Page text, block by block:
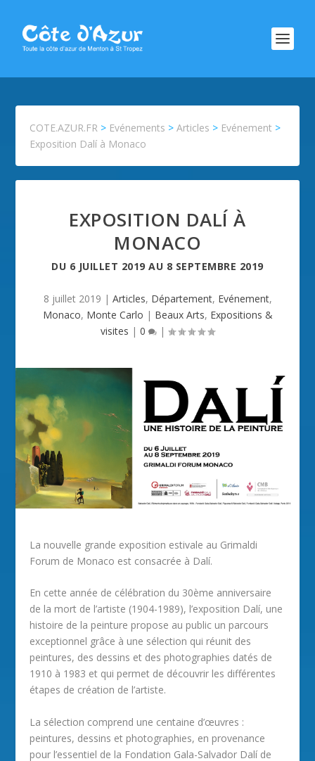
COTE.AZUR.FR > Evénements >Articles > Evénement >
Exposition Dalí à Monaco
EXPOSITION DALÍ À
MONACO
DU 6 JUILLET 2019 AU 8 SEPTEMBRE 2019
8 juillet 2019 | Articles, Département, Evénement,
Monaco, Monte Carlo | Beaux Arts, Expositions &
visites | 0 |
La nouvelle grande exposition estivale au Grimaldi
Forum de Monaco est consacrée à Dalí.
En cette année de célébration du 30ème anniversaire
de la mort de l’artiste (1904-1989), l’exposition Dalí, une
histoire de la peinture propose au public un parcours
exceptionnel grâce à une sélection qui réunit des
peintures, des dessins et des photographies datés de
1910 à 1983 et qui permet de découvrir les différentes
étapes de création de l’artiste.
La sélection comprend une centaine d’œuvres :
peintures, dessins et photographies, en provenance
pour l’essentiel de la Fondation Gala-Salvador Dalí de